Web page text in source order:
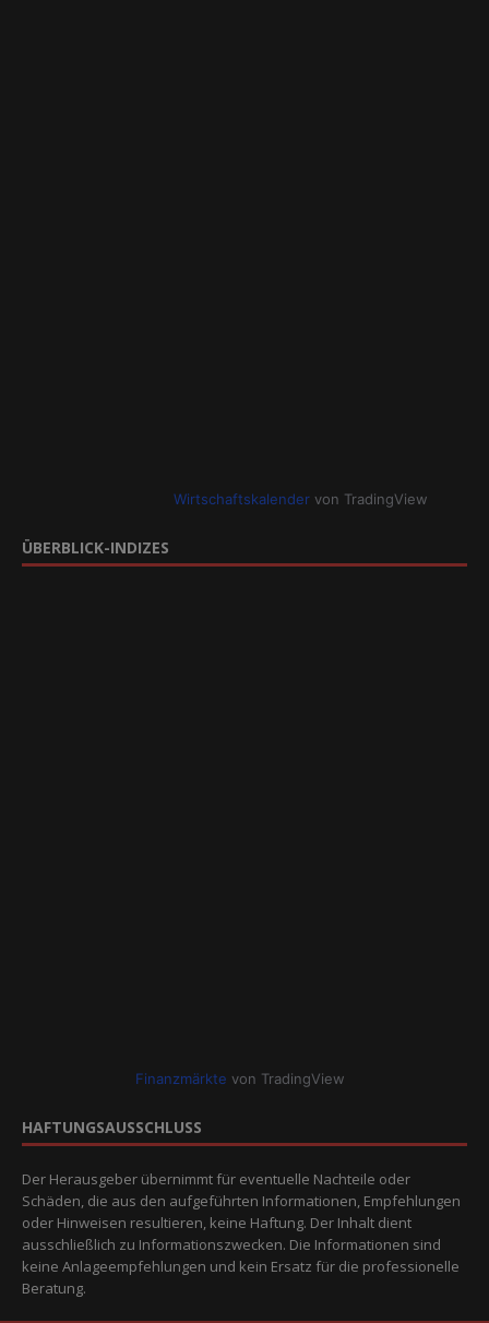
Wirtschaftskalendervon TradingView
ÜBERBLICK-INDIZES
Finanzmärkte von TradingView
HAFTUNGSAUSSCHLUSS
Der Herausgeber übernimmt für eventuelle Nachteile oder
Schäden, die aus den aufgeführten Informationen, Empfehlungen
oder Hinweisen resultieren, keine Haftung. Der Inhalt dient
ausschließlich zu Informationszwecken. Die Informationen sind
keine Anlageempfehlungen und kein Ersatz für die professionelle
Beratung.